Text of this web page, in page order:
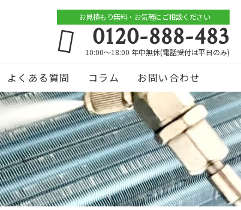
お見積もり無料・お気軽にご相談ください
0120-888-483
10:00～18:00 年中無休(電話受付は平日のみ)
よくある質問 コラム お問い合わせ